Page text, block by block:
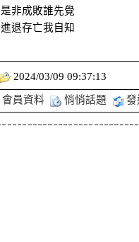
是非成敗誰先覺
進退存亡我自知
2024/03/09 09:37:13
會員資料 悄悄話題 發